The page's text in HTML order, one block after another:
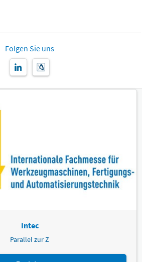
Folgen Sie uns
Intec
Parallel zur Z